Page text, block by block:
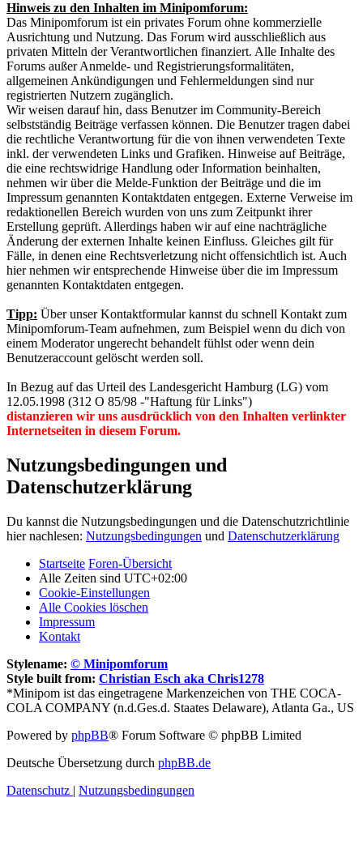
Hinweis zu den Inhalten im Minipomforum:
Das Minipomforum ist ein privates Forum ohne kommerzielle
Ausrichtung und Nutzung. Das Forum wird ausschließlich aus
privaten Mitteln der Verantwortlichen finanziert. Alle Inhalte des
Forums außer Anmelde- und Registrierungsformalitäten,
allgemeinen Ankündigungen und Fehlermeldungen sind nur
registrierten Nutzern zugänglich.
Wir weisen darauf hin, dass Benutzer im Community-Bereich
selbstständig Beiträge verfassen können. Die Benutzer tragen dabei
die rechtliche Verantwortung für die von ihnen verwendeten Texte
inkl. der verwendeten Links und Grafiken. Hinweise auf Beiträge,
die eine rechtswidrige Handlung oder Information beinhalten,
nehmen wir über die Melde-Funktion der Beiträge und die im
Impressum genannten Kontaktdaten entgegen. Externe Verweise im
redaktionellen Bereich wurden von uns zum Zeitpunkt ihrer
Erstellung geprüft. Allerdings haben wir auf eine nachträgliche
Änderung der externen Inhalte keinen Einfluss. Gleiches gilt für
Fälle, in denen eine Rechtsverletzung nicht offensichtlich ist. Auch
hier nehmen wir entsprechende Hinweise über die im Impressum
genannten Kontaktdaten entgegen.
Tipp: Über unser Kontaktformular kannst du schnell Kontakt zum
Minipomforum-Team aufnehmen, zum Beispiel wenn du dich von
einem Moderator ungerecht behandelt fühlst oder wenn dein
Benutzeraccount gelöscht werden soll.
In Bezug auf das Urteil des Landesgericht Hamburg (LG) vom
12.05.1998 (312 O 85/98 -"Haftung für Links")
distanzieren wir uns ausdrücklich von den Inhalten verlinkter
Internetseiten in diesem Forum.
Nutzungsbedingungen und
Datenschutzerklärung
Du kannst die Nutzungsbedingungen und die Datenschutzrichtlinie
hier nachlesen: Nutzungsbedingungen und Datenschutzerklärung
Startseite Foren-Übersicht
Alle Zeiten sind UTC+02:00
Cookie-Einstellungen
Alle Cookies löschen
Impressum
Kontakt
Stylename: © Minipomforum
Style built from: Christian Esch aka Chris1278
*Minipom ist das eingetragene Markenzeichen von THE COCA-
COLA COMPANY (n.d.Ges.d. Staates Delaware), Atlanta Ga., US
Powered by phpBB® Forum Software © phpBB Limited
Deutsche Übersetzung durch phpBB.de
Datenschutz | Nutzungsbedingungen